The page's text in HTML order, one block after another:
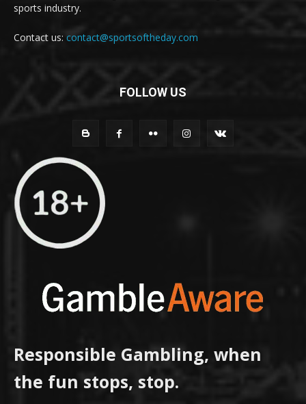
sports industry.
Contact us: contact@sportsoftheday.com
FOLLOW US
Responsible Gambling, when
the fun stops, stop.